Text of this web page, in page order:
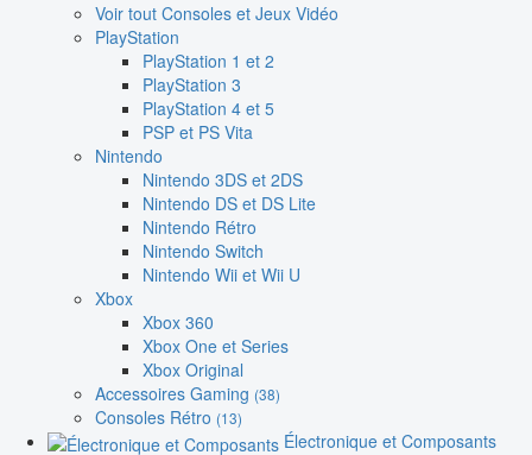
Voir tout Consoles et Jeux Vidéo
PlayStation
PlayStation 1 et 2
PlayStation 3
PlayStation 4 et 5
PSP et PS Vita
Nintendo
Nintendo 3DS et 2DS
Nintendo DS et DS Lite
Nintendo Rétro
Nintendo Switch
Nintendo Wii et Wii U
Xbox
Xbox 360
Xbox One et Series
Xbox Original
Accessoires Gaming (38)
Consoles Rétro (13)
Électronique et Composants